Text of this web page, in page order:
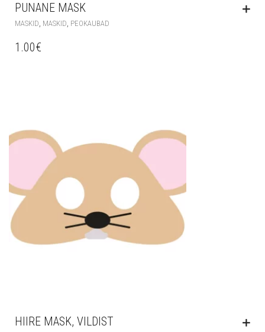
PUNANE MASK
MASKID, MASKID, PEOKAUBAD
1.00€
HIIRE MASK, VILDIST